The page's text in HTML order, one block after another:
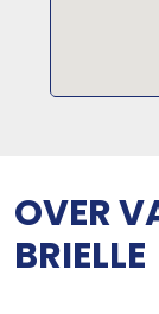
OVER
BRIELLE